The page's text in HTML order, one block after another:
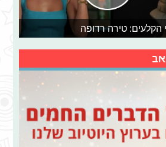
הקלעים: טירה רדופה